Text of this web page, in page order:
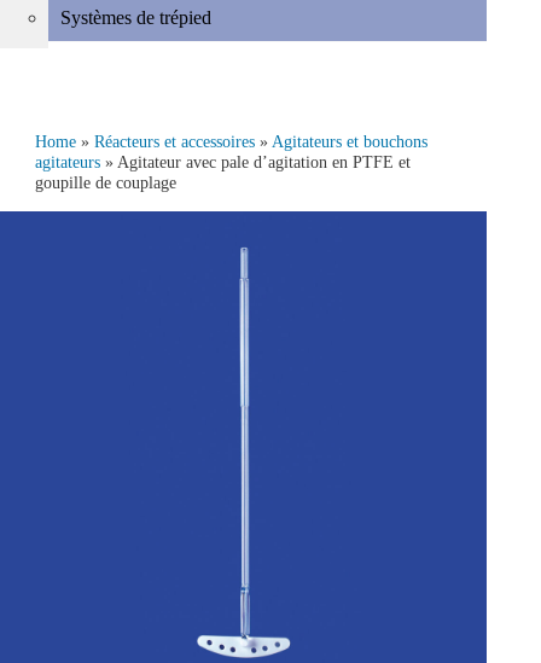
Home» Réacteurs et accessoires»Agitateurs et bouchons
agitateurs» Agitateur avec pale d’agitation en PTFE et
goupille de couplage
Systèmes de trépied